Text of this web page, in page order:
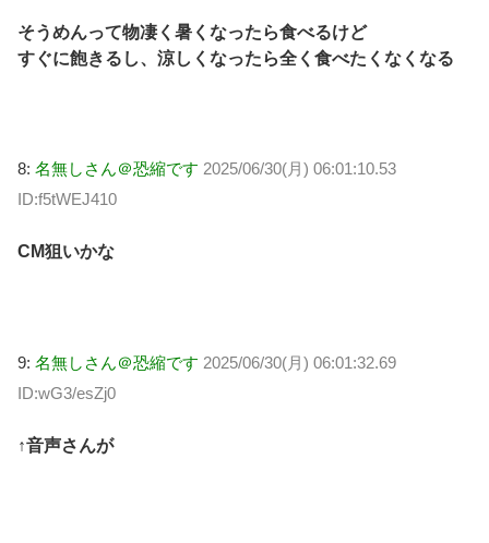
そうめんって物凄く暑くなったら食べるけど
すぐに飽きるし、涼しくなったら全く食べたくなくなる
8: 名無しさん＠恐縮です 2025/06/30(月) 06:01:10.53
ID:f5tWEJ410
CM狙いかな
9: 名無しさん＠恐縮です 2025/06/30(月) 06:01:32.69
ID:wG3/esZj0
↑音声さんが